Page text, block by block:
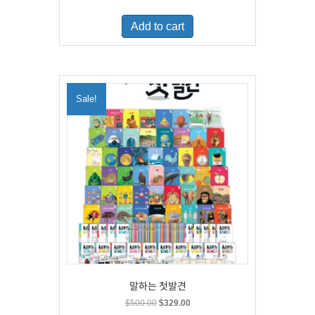
was:
$460.00.
is:
Add to cart
Sale!
말하는 첫발견
$500.00 Original
$329.00Current